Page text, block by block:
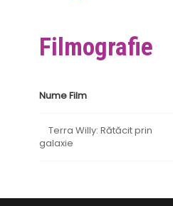
Filmografie
Nume Film
Terra Willy: Rătăcit prin
galaxie